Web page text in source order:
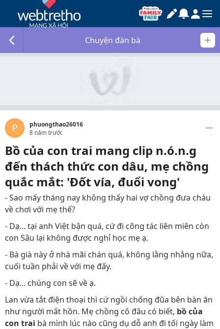
Chuyện đàn bà
P
phuongthao26016
8 năm trước
Bồ của con trai mang clip n.ó.n.g
đến thách thức con dâu, mẹ chồng
quắc mắt: 'Đốt vía, đuổi vong'
- Sao mấy tháng nay không thấy hai vợ chồng đưa cháu
về chơi với mẹ thế?
- Dạ... tại anh Việt bận quá, cứ đi công tác liên miên còn
con Sâu lại không được nghỉ học mẹ ạ.
- Bà già này ở nhà mãi chán quá, không lằng nhằng nữa,
cuối tuần phải về với mẹ đấy.
- Dạ... chúng con sẽ về ạ.
Lan vừa tắt điện thoại thì cứ ngồi chống đũa bên bàn ăn
như người mất hồn. Mẹ chồng cô đâu có biết, bồ của
con trai bà mình lúc nào cũng dụ dỗ anh đi tối ngày làm